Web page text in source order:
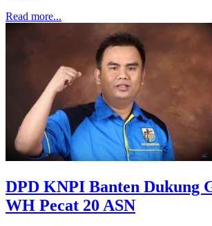
Read more...
DPD KNPI Banten Dukung
WH Pecat 20 ASN